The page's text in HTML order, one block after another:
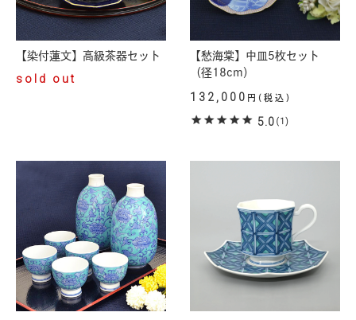
【染付蓮文】高級茶器セット
sold out
【愁海棠】中皿5枚セット
（径18cm）
132,000 円(税込)
5.0 (1)